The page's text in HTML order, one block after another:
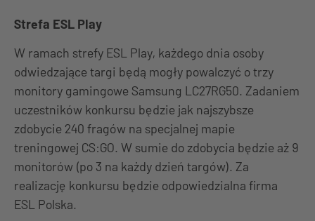
Strefa ESL Play
W ramach strefy ESL Play, każdego dnia osoby
odwiedzające targi będą mogły powalczyć o trzy
monitory gamingowe Samsung LC27RG50. Zadaniem
uczestników konkursu będzie jak najszybsze
zdobycie 240 fragów na specjalnej mapie
treningowej CS:GO. W sumie do zdobycia będzie aż 9
monitorów (po 3 na każdy dzień targów). Za
realizację konkursu będzie odpowiedzialna firma
ESL Polska.